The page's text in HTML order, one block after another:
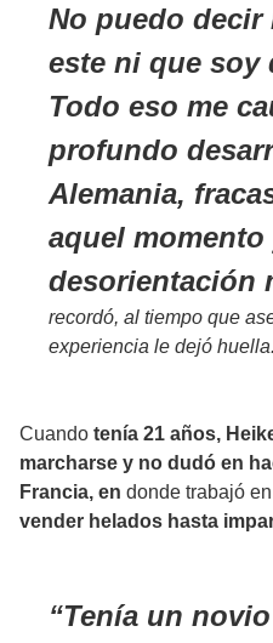
No puedo
este ni que
Todo eso me
profundo
Alemania,
aquel momento
desorientación
recordó, al tiempo que
experiencia le dejó huella.
Cuando tenía 21 años,
marcharse y no dudó en
Francia, en donde trabajó
vender helados hasta
Tenía un